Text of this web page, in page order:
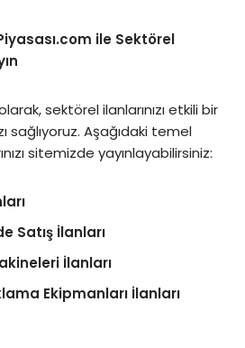
ile Sektörel
sektörel ilanlarınızı etkili bir
sağlıyoruz. Aşağıdaki temel
sitemizde yayınlayabilirsiniz:
Satış İlanları
İlanları
Ekipmanları İlanları